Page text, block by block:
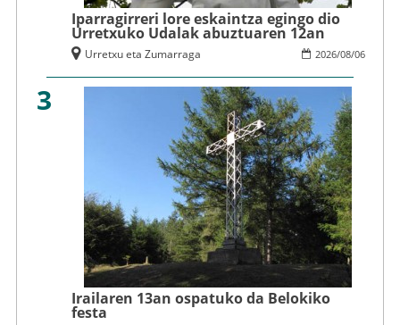
Iparragirreri lore eskaintza egingo dio
Urretxuko Udalak abuztuaren 12an
2026/08/06
Urretxu eta Zumarraga
3
Irailaren 13an ospatuko da Belokiko
festa